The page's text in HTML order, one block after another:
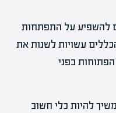
להשפיע על התפתחות
עשויות לשנות את
בפני
להיות כלי חשוב